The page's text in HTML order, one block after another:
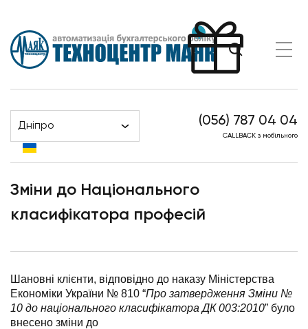
Дніпро (056) 787 04 04
CALLBACK з мобільного
Головна Новини
Зміни до Національного класифікатора професій
Зміни до Національного
класифікатора професій
Шановні клієнти, відповідно до наказу Міністерства
Економіки України № 810 “Про затвердження Зміни №
10 до національного класифікатора ДК 003:2010” було
внесено зміни до